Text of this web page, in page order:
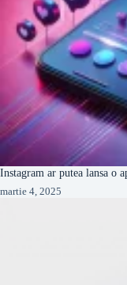
Instagram ar putea lansa o
martie 4, 2025